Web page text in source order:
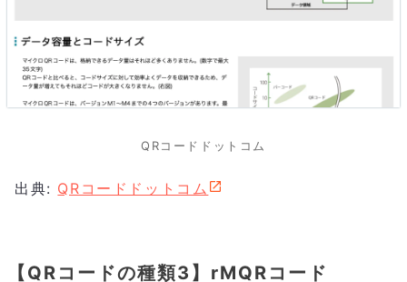
QRコードドットコム
出典: QRコードドットコム
【QRコードの種類3】rMQRコード